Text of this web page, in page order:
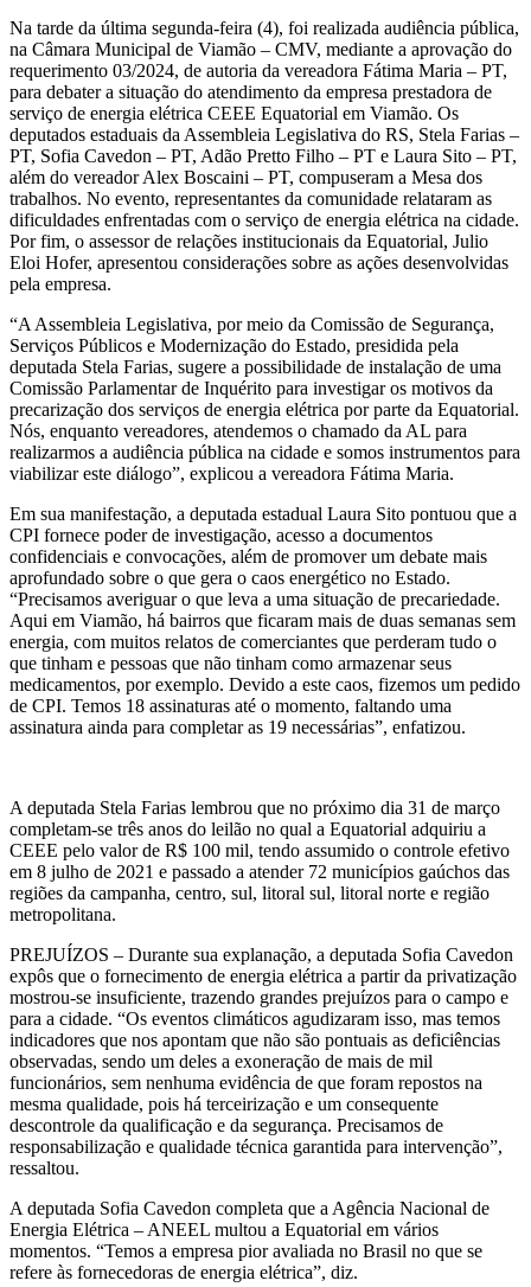
Na tarde da última segunda-feira (4), foi realizada audiência pública,
na Câmara Municipal de Viamão – CMV, mediante a aprovação do
requerimento 03/2024, de autoria da vereadora Fátima Maria – PT,
para debater a situação do atendimento da empresa prestadora de
serviço de energia elétrica CEEE Equatorial em Viamão. Os
deputados estaduais da Assembleia Legislativa do RS, Stela Farias –
PT, Sofia Cavedon – PT, Adão Pretto Filho – PT e Laura Sito – PT,
além do vereador Alex Boscaini – PT, compuseram a Mesa dos
trabalhos. No evento, representantes da comunidade relataram as
dificuldades enfrentadas com o serviço de energia elétrica na cidade.
Por fim, o assessor de relações institucionais da Equatorial, Julio
Eloi Hofer, apresentou considerações sobre as ações desenvolvidas
pela empresa.
“A Assembleia Legislativa, por meio da Comissão de Segurança,
Serviços Públicos e Modernização do Estado, presidida pela
deputada Stela Farias, sugere a possibilidade de instalação de uma
Comissão Parlamentar de Inquérito para investigar os motivos da
precarização dos serviços de energia elétrica por parte da Equatorial.
Nós, enquanto vereadores, atendemos o chamado da AL para
realizarmos a audiência pública na cidade e somos instrumentos para
viabilizar este diálogo”, explicou a vereadora Fátima Maria.
Em sua manifestação, a deputada estadual Laura Sito pontuou que a
CPI fornece poder de investigação, acesso a documentos
confidenciais e convocações, além de promover um debate mais
aprofundado sobre o que gera o caos energético no Estado.
“Precisamos averiguar o que leva a uma situação de precariedade.
Aqui em Viamão, há bairros que ficaram mais de duas semanas sem
energia, com muitos relatos de comerciantes que perderam tudo o
que tinham e pessoas que não tinham como armazenar seus
medicamentos, por exemplo. Devido a este caos, fizemos um pedido
de CPI. Temos 18 assinaturas até o momento, faltando uma
assinatura ainda para completar as 19 necessárias”, enfatizou.
A deputada Stela Farias lembrou que no próximo dia 31 de março
completam-se três anos do leilão no qual a Equatorial adquiriu a
CEEE pelo valor de R$ 100 mil, tendo assumido o controle efetivo
em 8 julho de 2021 e passado a atender 72 municípios gaúchos das
regiões da campanha, centro, sul, litoral sul, litoral norte e região
metropolitana.
PREJUÍZOS – Durante sua explanação, a deputada Sofia Cavedon
expôs que o fornecimento de energia elétrica a partir da privatização
mostrou-se insuficiente, trazendo grandes prejuízos para o campo e
para a cidade. “Os eventos climáticos agudizaram isso, mas temos
indicadores que nos apontam que não são pontuais as deficiências
observadas, sendo um deles a exoneração de mais de mil
funcionários, sem nenhuma evidência de que foram repostos na
mesma qualidade, pois há terceirização e um consequente
descontrole da qualificação e da segurança. Precisamos de
responsabilização e qualidade técnica garantida para intervenção”,
ressaltou.
A deputada Sofia Cavedon completa que a Agência Nacional de
Energia Elétrica – ANEEL multou a Equatorial em vários
momentos. “Temos a empresa pior avaliada no Brasil no que se
refere às fornecedoras de energia elétrica”, diz.